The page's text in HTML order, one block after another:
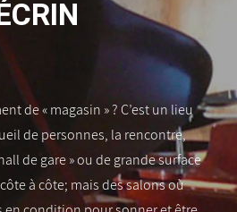
de « magasin » ? C’est un lieu
de personnes, la rencontre,
de gare » ou de grande surface
à côte; mais des salons où